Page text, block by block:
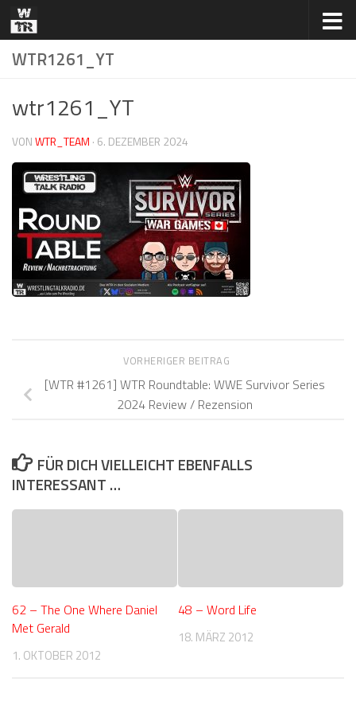
Zum Inhalt springen
WTR1261_YT
wtr1261_YT
VONWTR_TEAM · 6. DEZEMBER 2024
VORHERIGER BEITRAG
[WTR #1261] WTR Roundtable: WWE Survivor Series
2024 Review / Rezension
FÜR DICH VIELLEICHT EBENFALLS
INTERESSANT …
62 – The One Where Daniel
Met Gerald
1. OKTOBER 2012
48 – Word Life
18. MÄRZ 2012